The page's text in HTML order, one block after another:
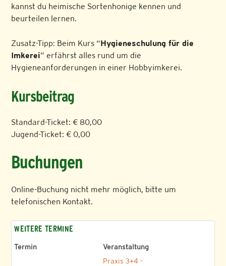
kannst du heimische Sortenhonige kennen und
beurteilen lernen.
Zusatz-Tipp: Beim Kurs “Hygieneschulung für die
Imkerei” erfährst alles rund um die
Hygieneanforderungen in einer Hobbyimkerei.
Kursbeitrag
Standard-Ticket: € 80,00
Jugend-Ticket: € 0,00
Buchungen
Online-Buchung nicht mehr möglich, bitte um
telefonischen Kontakt.
WEITERE TERMINE
Termin Veranstaltung
Praxis 3+4 -